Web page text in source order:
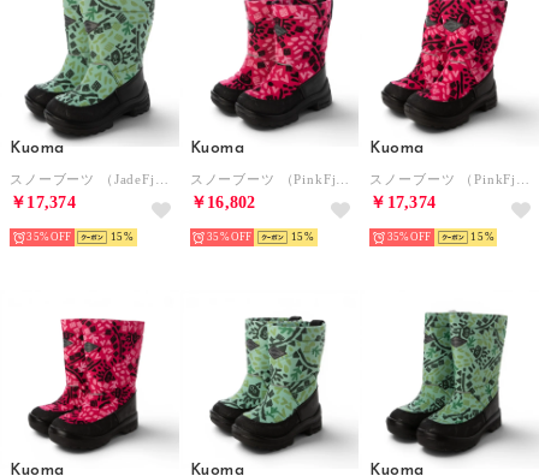
Kuoma
￥17,374
35% 15
Kuoma
￥16,802
35% 15
Kuoma
￥17,374
35% 15
Kuoma Kuoma Kuoma